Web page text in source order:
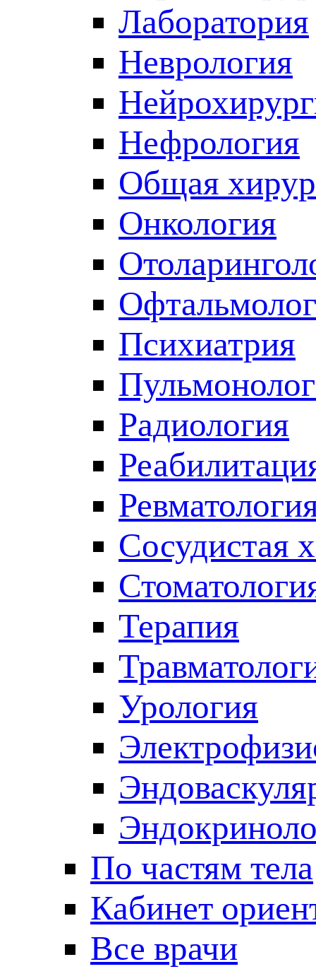
Лаборатория
Неврология
Нефрология
Общая
Онкология
Психиатрия
Радиология
Сосудистая
Терапия
Урология
По частям тела
Кабинет
Все врачи